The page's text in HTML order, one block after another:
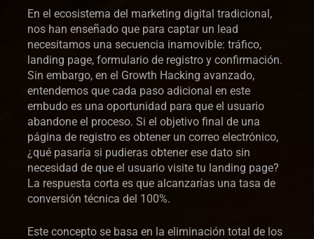
En el ecosistema del marketing digital tradicional,
nos han enseñado que para captar un lead
necesitamos una secuencia inamovible: tráfico,
landing page, formulario de registro y confirmación.
Sin embargo, en el Growth Hacking avanzado,
entendemos que cada paso adicional en este
embudo es una oportunidad para que el usuario
abandone el proceso. Si el objetivo final de una
página de registro es obtener un correo electrónico,
¿qué pasaría si pudieras obtener ese dato sin
necesidad de que el usuario visite tu landing page?
La respuesta corta es que alcanzarías una tasa de
conversión técnica del 100%.
Este concepto se basa en la eliminación total de los